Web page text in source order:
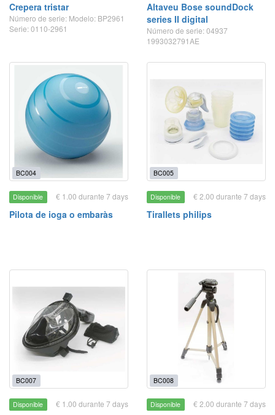
Crepera tristar
Número de serie: Modelo: BP2961
Serie: 0110-2961
Altaveu Bose soundDock
series II digital
Número de serie: 04937
1993032791AE
BC004
Disponible € 1.00 durante 7 days
Pilota de ioga o embaràs
BC005
Disponible € 2.00 durante 7 days
Tirallets philips
BC007
Disponible € 1.00 durante 7 days
BC008
Disponible € 2.00 durante 7 days